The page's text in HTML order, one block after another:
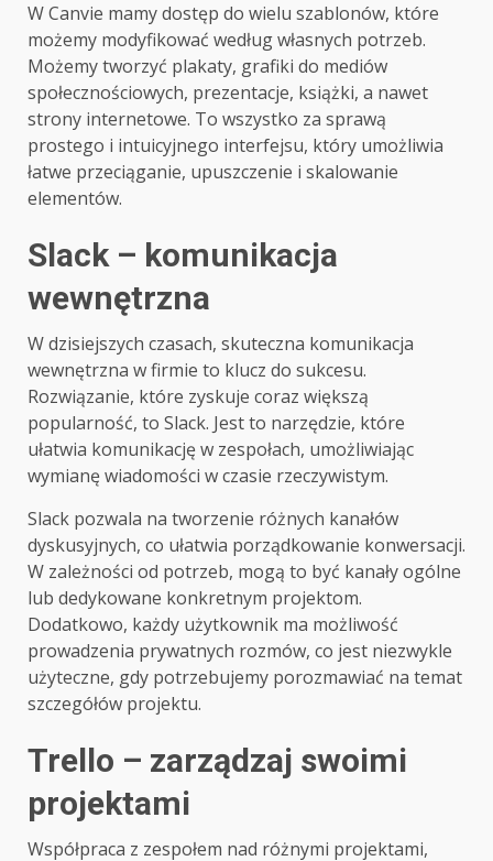
W Canvie mamy dostęp do wielu szablonów, które
możemy modyfikować według własnych potrzeb.
Możemy tworzyć plakaty, grafiki do mediów
społecznościowych, prezentacje, książki, a nawet
strony internetowe. To wszystko za sprawą
prostego i intuicyjnego interfejsu, który umożliwia
łatwe przeciąganie, upuszczenie i skalowanie
elementów.
Slack – komunikacja
wewnętrzna
W dzisiejszych czasach, skuteczna komunikacja
wewnętrzna w firmie to klucz do sukcesu.
Rozwiązanie, które zyskuje coraz większą
popularność, to Slack. Jest to narzędzie, które
ułatwia komunikację w zespołach, umożliwiając
wymianę wiadomości w czasie rzeczywistym.
Slack pozwala na tworzenie różnych kanałów
dyskusyjnych, co ułatwia porządkowanie konwersacji.
W zależności od potrzeb, mogą to być kanały ogólne
lub dedykowane konkretnym projektom.
Dodatkowo, każdy użytkownik ma możliwość
prowadzenia prywatnych rozmów, co jest niezwykle
użyteczne, gdy potrzebujemy porozmawiać na temat
szczegółów projektu.
Trello – zarządzaj swoimi
projektami
Współpraca z zespołem nad różnymi projektami,